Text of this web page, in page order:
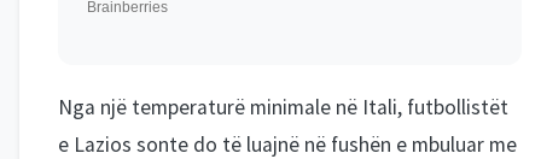
Nga një temperaturë minimale në Itali, futbollistët
e Lazios sonte do të luajnë në fushën e mbuluar me